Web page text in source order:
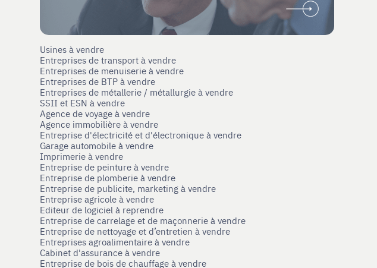
Usines à vendre
Entreprises de transport à vendre
Entreprises de menuiserie à vendre
Entreprises de BTP à vendre
Entreprises de métallerie / métallurgie à vendre
SSII et ESN à vendre
Agence de voyage à vendre
Agence immobilière à vendre
Entreprise d'électricité et d'électronique à vendre
Garage automobile à vendre
Imprimerie à vendre
Entreprise de peinture à vendre
Entreprise de plomberie à vendre
Entreprise de publicite, marketing à vendre
Entreprise agricole à vendre
Editeur de logiciel à reprendre
Entreprise de carrelage et de maçonnerie à vendre
Entreprise de nettoyage et d’entretien à vendre
Entreprises agroalimentaire à vendre
Cabinet d'assurance à vendre
Entreprise de bois de chauffage à vendre